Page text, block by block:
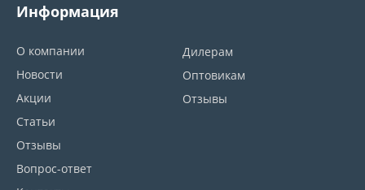
Информация
О компании
Новости
Акции
Статьи
Отзывы
Вопрос-ответ
Дилерам
Оптовикам
Отзывы